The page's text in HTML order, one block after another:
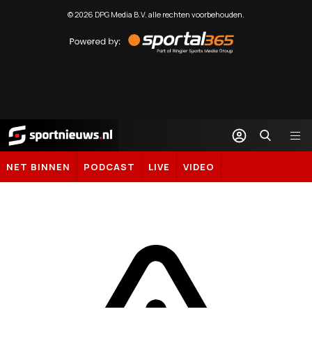
©2026 DPG Media B.V. alle rechten voorbehouden.
by
Sportal365
Sportnieuws.nl
NET BINNEN PODCAST LIVE VIDEO